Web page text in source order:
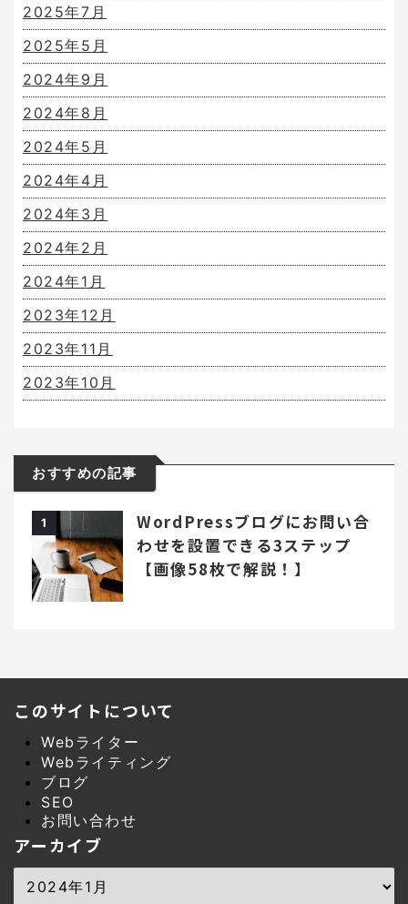
2025年7月
2025年5月
2024年9月
2024年8月
2024年5月
2024年4月
2024年3月
2024年2月
2024年1月
2023年12月
2023年11月
2023年10月
おすすめの記事
1
WordPressブログにお問い合
わせを設置できる3ステップ
【画像58枚で解説！】
このサイトについて
Webライター
Webライティング
ブログ
SEO
お問い合わせ
アーカイブ